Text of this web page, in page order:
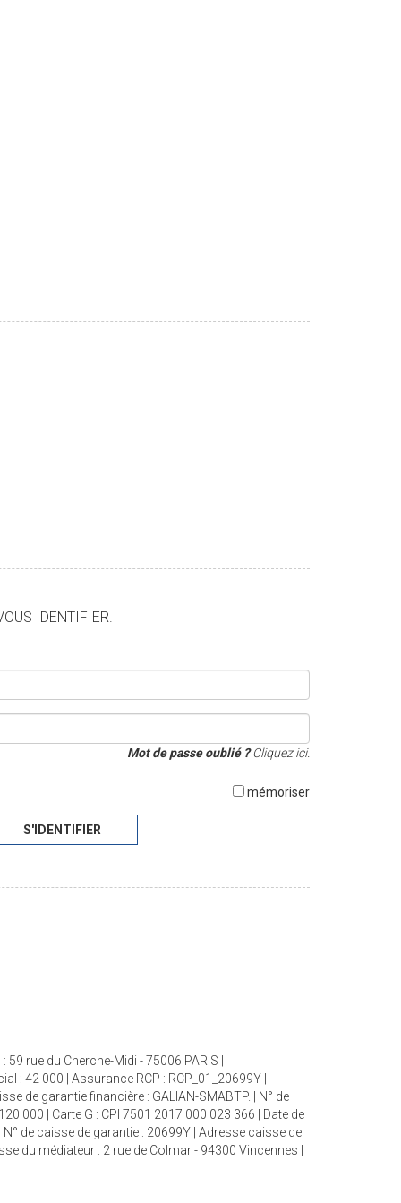
IDENTIFIER.
Mot de passe oublié ?Cliquez ici.
mémoriser
S'IDENTIFIER
rue du Cherche-Midi - 75006 PARIS |
: 42 000 | Assurance RCP : RCP_01_20699Y |
de garantie financière : GALIAN-SMABTP. | N° de
000 | Carte G : CPI 7501 2017 000 023 366 | Date de
de caisse de garantie : 20699Y | Adresse caisse de
du médiateur : 2 rue de Colmar - 94300 Vincennes |